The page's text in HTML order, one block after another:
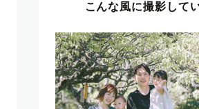
こんな風に撮影して